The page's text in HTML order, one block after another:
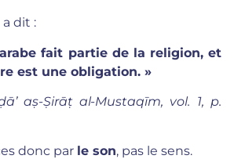
dit :
fait partie de la religion, et
est une obligation. »
aṣ-Ṣirāṭ al-Mustaqīm, vol. 1, p.
donc par le son, pas le sens.